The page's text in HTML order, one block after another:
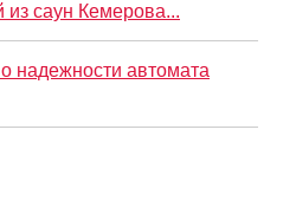
саун Кемерова...
надежности автомата